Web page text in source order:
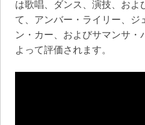
は歌唱、ダンス、演技、およ
て、アンバー・ライリー、ジ
ン・カー、およびサマンサ・
よって評価されます。